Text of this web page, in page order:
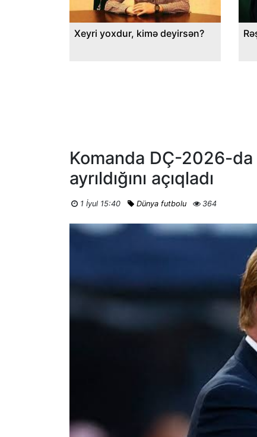
Xeyri yoxdur, kimə deyirsən?
Komanda DÇ-2026-da
ayrıldığını açıqladı
1 İyul 15:40 Dünya futbolu 364